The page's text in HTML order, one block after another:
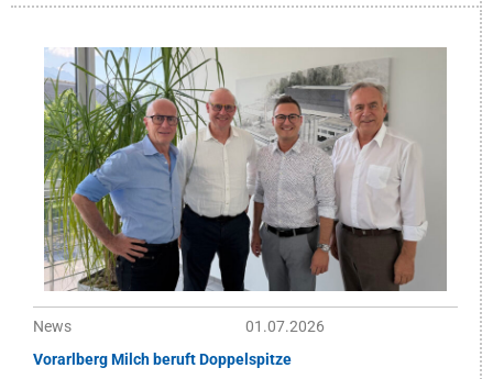
News
01.07.2026
Vorarlberg Milch beruft Doppelspitze